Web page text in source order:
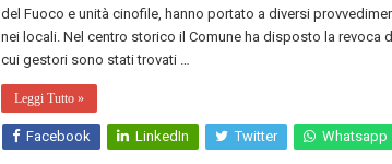
del Fuoco e unità cinofile, hanno portato a diversi
nei locali. Nel centro storico il Comune ha disposto la revoca
cui gestori sono stati trovati …
Leggi Tutto »
Facebook LinkedIn Twitter Whatsapp